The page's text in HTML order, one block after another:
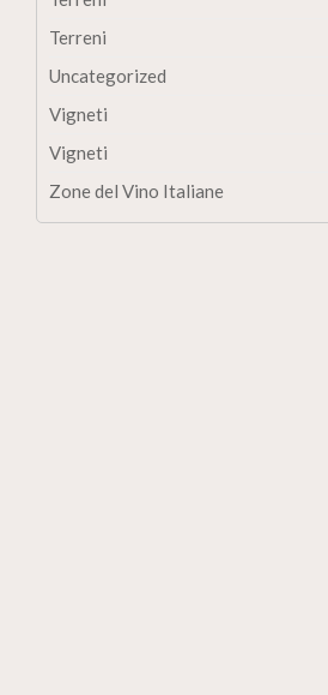
Terreni
Uncategorized
Vigneti
Vigneti
Zone del Vino Italiane